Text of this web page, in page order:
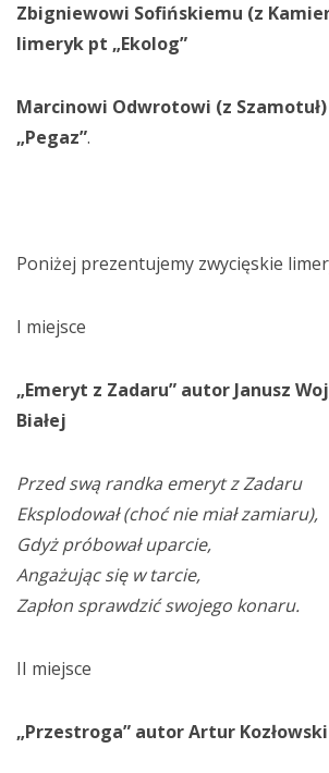
Zbigniewowi Sofińskiemu (z
limeryk pt „Ekolog”
Marcinowi Odwrotowi (z
„Pegaz”.
Poniżej prezentujemy zwycięskie
I miejsce
„Emeryt z Zadaru” autor Janusz
Białej
Przed swą randka emeryt z Zadaru
Eksplodował (choć nie miał zamiaru),
Gdyż próbował uparcie,
Angażując się w tarcie,
Zapłon sprawdzić swojego konaru.
II miejsce
„Przestroga” autor Artur